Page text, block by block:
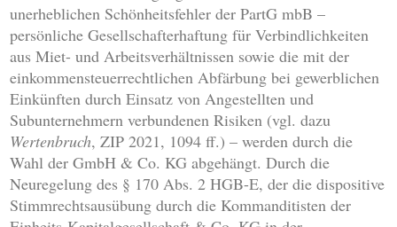
unerheblichen Schönheitsfehler der PartG mbB –
persönliche Gesellschafterhaftung für Verbindlichkeiten
aus Miet- und Arbeitsverhältnissen sowie die mit der
einkommensteuerrechtlichen Abfärbung bei gewerblichen
Einkünften durch Einsatz von Angestellten und
Subunternehmern verbundenen Risiken (vgl. dazu
Wertenbruch, ZIP 2021, 1094 ff.) – werden durch die
Wahl der GmbH & Co. KG abgehängt. Durch die
Neuregelung des § 170 Abs. 2 HGB-E, der die dispositive
Stimmrechtsausübung durch die Kommanditisten der